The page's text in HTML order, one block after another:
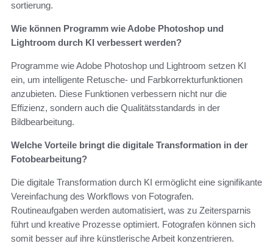
sortierung.
Wie können Programm wie Adobe Photoshop und
Lightroom durch KI verbessert werden?
Programme wie Adobe Photoshop und Lightroom setzen KI
ein, um intelligente Retusche- und Farbkorrekturfunktionen
anzubieten. Diese Funktionen verbessern nicht nur die
Effizienz, sondern auch die Qualitätsstandards in der
Bildbearbeitung.
Welche Vorteile bringt die digitale Transformation in der
Fotobearbeitung?
Die digitale Transformation durch KI ermöglicht eine signifikante
Vereinfachung des Workflows von Fotografen.
Routineaufgaben werden automatisiert, was zu Zeitersparnis
führt und kreative Prozesse optimiert. Fotografen können sich
somit besser auf ihre künstlerische Arbeit konzentrieren.